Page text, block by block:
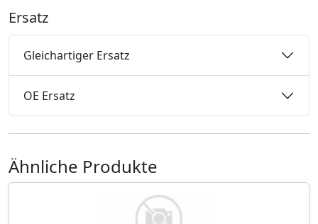
Ersatz
Gleichartiger Ersatz
OE Ersatz
Ähnliche Produkte